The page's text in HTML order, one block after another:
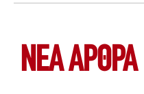
ΝΕΑ ΆΡΘΡΑ